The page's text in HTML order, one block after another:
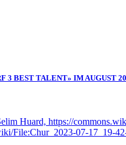
3 BEST TALENT» IM AUGUST